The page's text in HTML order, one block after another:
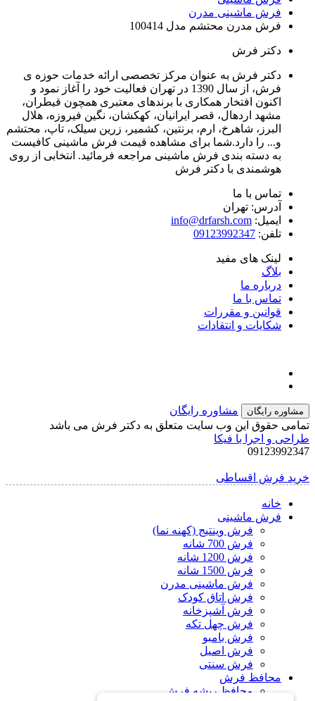
فرش ماشینی مدرن
فرش مدرن محتشم مدل 100414
دکتر فرش
دکتر فرش به عنوان مرکز تخصصی ارائه خدمات حوزه ی
فرش، از سال 1390 در تهران فعالیت خود را آغاز نمود و
اکنون افتخار همکاری با برندهای معتبری همچون قیطران،
مشهد اردهال، قصر ایرانیان، کهکشان، نگین فیروزه، هلال
البرز، شاهرخ، ارم، برنتین، کشمیر، زرین سیلک، تاپ، محتشم
و... را دارد.شما برای مشاهده قیمت فرش ماشینی کافیست
به دسته بندی فرش ماشینی مراجعه فرمائید. انتخابی از روی
هوشمندی با دکتر فرش
تماس با ما
آدرس: تهران
ایمیل: info@drfarsh.com
تلفن: 09123992347
لینک های مفید
بلاگ
درباره ما
تماس با ما
قوانین و مقررات
شکایات و انتقادات
مشاوره رایگان
مشاوره رایگان
تمامی حقوق این وب سایت متعلق به دکتر فرش می باشد
طراحی و اجرا با فیکا
09123992347
خرید فرش اقساطی
خانه
فرش ماشینی
فرش وینتیج (کهنه نما)
فرش 700 شانه
فرش 1200 شانه
فرش 1500 شانه
فرش ماشینی مدرن
فرش اتاق کودک
فرش آشپزخانه
فرش چهل تکه
فرش بامبو
فرش اصیل
فرش سنتی
محافظ فرش
محافظ ریشه فرش